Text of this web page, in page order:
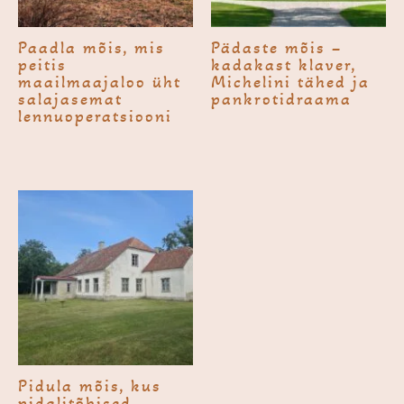
Paadla mõis, mis
peitis
maailmaajaloo üht
salajasemat
lennuoperatsiooni
Pädaste mõis –
kadakast klaver,
Michelini tähed ja
pankroti­draama
Pidula mõis, kus